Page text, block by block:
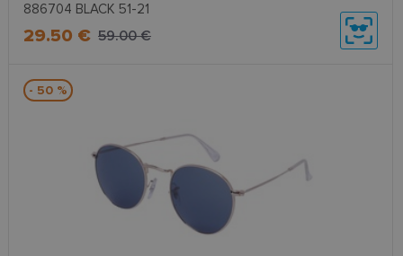
886704 BLACK 51-21
29.50 € 59.00 €
- 50 %